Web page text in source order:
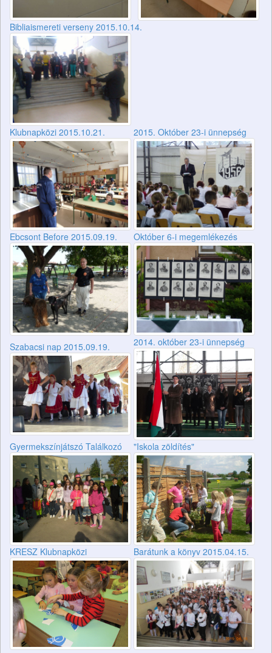
Bibliaismereti verseny 2015.10.14.
Klubnapközi 2015.10.21. 2015. Október 23-i ünnepség
Ebcsont Before 2015.09.19. Október 6-i megemlékezés
Szabacsi nap 2015.09.19. 2014. október 23-i ünnepség
Gyermekszínjátszó Találkozó "Iskola zöldítés"
KRESZ Klubnapközi Barátunk a könyv 2015.04.15.